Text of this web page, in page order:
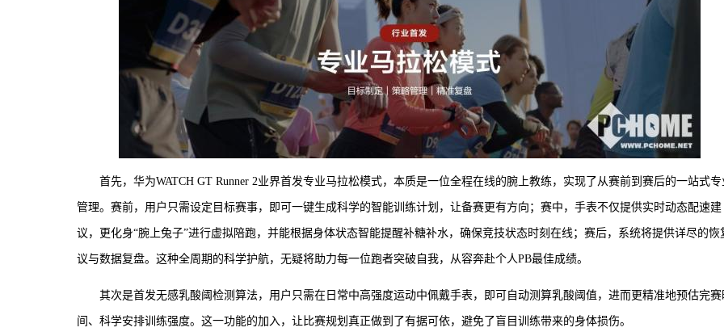
首先，华为WATCH GT Runner 2业界首发专业马拉松模式，本质是一位全程在线的腕上教练，实现了从赛前到赛后的一站式专
管理。赛前，用户只需设定目标赛事，即可一键生成科学的智能训练计划，让备赛更有方向；赛中，手表不仅提供实时动态配速建
议，更化身“腕上兔子”进行虚拟陪跑，并能根据身体状态智能提醒补糖补水，确保竞技状态时刻在线；赛后，系统将提供详尽的恢
议与数据复盘。这种全周期的科学护航，无疑将助力每一位跑者突破自我，从容奔赴个人PB最佳成绩。
其次是首发无感乳酸阈检测算法，用户只需在日常中高强度运动中佩戴手表，即可自动测算乳酸阈值，进而更精准地预估完赛
间、科学安排训练强度。这一功能的加入，让比赛规划真正做到了有据可依，避免了盲目训练带来的身体损伤。